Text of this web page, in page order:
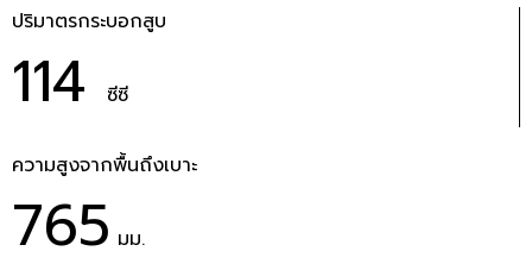
ปริมาตรกระบอกสูบ
114 ซีซี
ความสูงจากพื้นถึงเบาะ
765 มม.